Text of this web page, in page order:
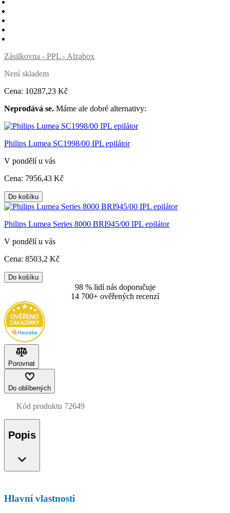
Zásilkovna - PPL - Alzabox
Není skladem
Cena: 10287,23 Kč
Neprodává se. Máme ale dobré alternativy:
Philips Lumea SC1998/00 IPL epilátor
V pondělí u vás
Cena: 7956,43 Kč
Do košíku
Philips Lumea Series 8000 BRI945/00 IPL epilátor
V pondělí u vás
Cena: 8503,2 Kč
Do košíku
98 % lidí nás doporučuje
14 700+ ověřených recenzí
Porovnat
Do oblíbených
Kód produktu 72649
Popis
Hlavní vlastnosti